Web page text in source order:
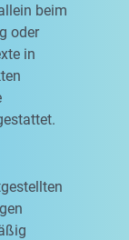
beim
oder
in